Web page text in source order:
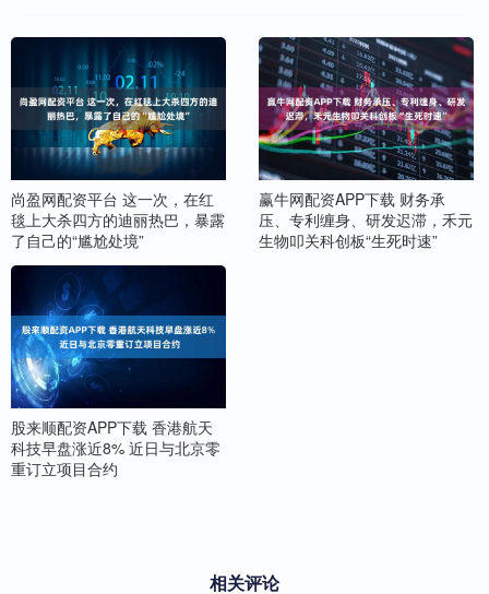
尚盈网配资平台 这一次，在红
毯上大杀四方的迪丽热巴，暴露
了自己的“尴尬处境”
赢牛网配资APP下载 财务承
压、专利缠身、研发迟滞，禾元
生物叩关科创板“生死时速”
股来顺配资APP下载 香港航天
科技早盘涨近8% 近日与北京零
重订立项目合约
相关评论